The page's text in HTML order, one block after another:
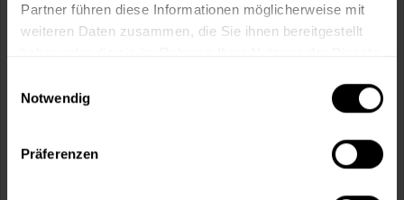
Partner führen diese Informationen möglicherweise mit
weiteren Daten zusammen, die Sie ihnen bereitgestellt
Notwendig
Präferenzen
Merken
Artikel-Nr.: